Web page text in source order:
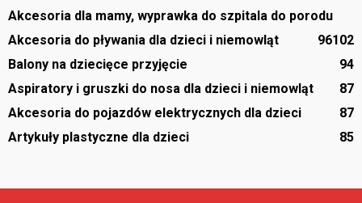
Akcesoria dla mamy, wyprawka do szpitala do porodu
102
Akcesoria do pływania dla dzieci i niemowląt
96
Balony na dziecięce przyjęcie
94
Aspiratory i gruszki do nosa dla dzieci i niemowląt
87
Akcesoria do pojazdów elektrycznych dla dzieci
87
Artykuły plastyczne dla dzieci
85